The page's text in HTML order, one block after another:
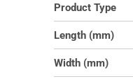
Product Type
Length (mm)
Width (mm)